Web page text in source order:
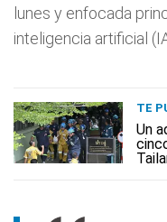
lunes y enfocada
inteligencia artificial
TE
Un